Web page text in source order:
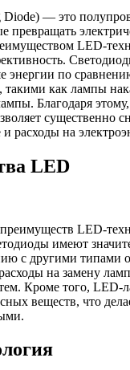
— это
превращать
LED-
энергии по
такими как лампы
Благодаря
существенно
и расходы на
LED
LED-
имеют
с другими типами
на замену
Кроме того, LED-
веществ, что